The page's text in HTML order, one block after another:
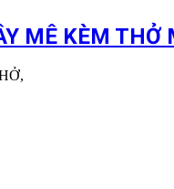
MÊ KÈM THỞ